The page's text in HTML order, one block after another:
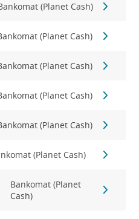
(Planet Cash)
(Planet Cash)
(Planet Cash)
(Planet Cash)
(Planet Cash)
(Planet Cash)
Bankomat (Planet
Cash)